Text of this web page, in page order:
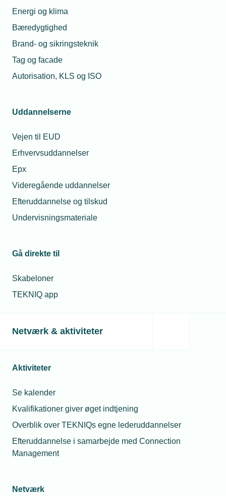
Energi og klima
Bæredygtighed
Brand- og sikringsteknik
Tag og facade
Autorisation, KLS og ISO
Uddannelserne
Vejen til EUD
Erhvervsuddannelser
Epx
Videregående uddannelser
Efteruddannelse og tilskud
Undervisningsmateriale
Gå direkte til
Skabeloner
TEKNIQ app
Netværk & aktiviteter
Aktiviteter
Se kalender
Kvalifikationer giver øget indtjening
Overblik over TEKNIQs egne lederuddannelser
Efteruddannelse i samarbejde med Connection
Management
Netværk